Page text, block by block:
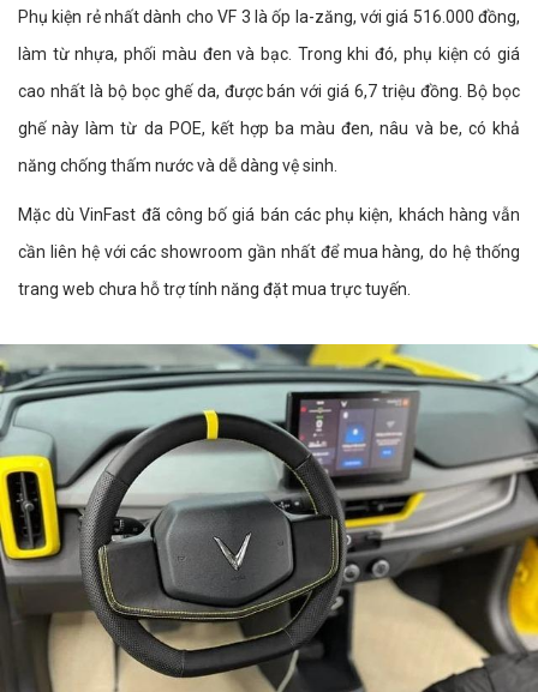
Phụ kiện rẻ nhất dành cho VF 3 là ốp la-zăng, với giá 516.000 đồng,
làm từ nhựa, phối màu đen và bạc. Trong khi đó, phụ kiện có giá
cao nhất là bộ bọc ghế da, được bán với giá 6,7 triệu đồng. Bộ bọc
ghế này làm từ da POE, kết hợp ba màu đen, nâu và be, có khả
năng chống thấm nước và dễ dàng vệ sinh.
Mặc dù VinFast đã công bố giá bán các phụ kiện, khách hàng vẫn
cần liên hệ với các showroom gần nhất để mua hàng, do hệ thống
trang web chưa hỗ trợ tính năng đặt mua trực tuyến.